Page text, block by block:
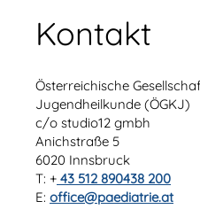
Kontakt
Österreichische
Jugendheilkunde (ÖGKJ)
c/o studio12 gmbh
Anichstraße 5
6020 Innsbruck
T: + 43 512 890438 200
E: office@paediatrie.at